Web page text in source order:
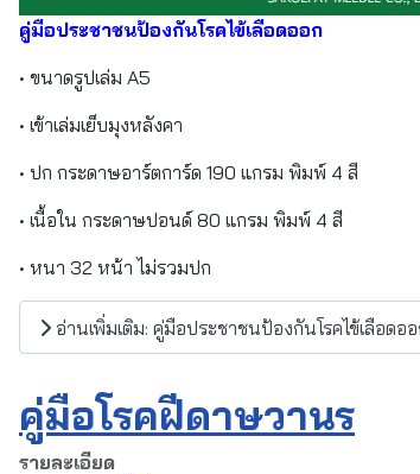
คู่มือประชาชนป้องกันโรคไข้เลือดออก
• ขนาดรูปเล่ม A5
• เข้าเล่มเย็บมุงหลังคา
• ปก กระดาษอาร์ตการ์ด 190 แกรม พิมพ์ 4 สี
• เนื้อใน กระดาษปอนด์ 80 แกรม พิมพ์ 4 สี
• หนา 32 หน้า ไม่รวมปก
อ่านเพิ่มเติม: คู่มือประชาชนป้องกันโรคไข้เลือดอ
คู่มือโรคฝีดาษวานร
รายละเอียด